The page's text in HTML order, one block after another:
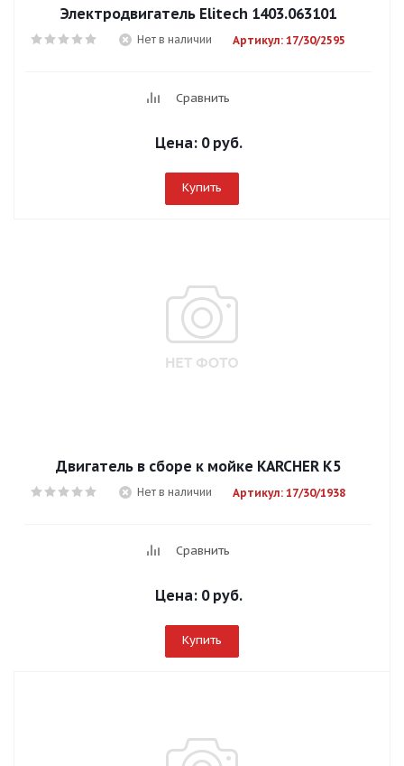
Электродвигатель Elitech 1403.063101
Нет в наличии Артикул: 17/30/2595
Сравнить
Цена: 0 руб.
Купить
Двигатель в сборе к мойке KARCHER К5
Нет в наличии Артикул: 17/30/1938
Сравнить
Цена: 0 руб.
Купить